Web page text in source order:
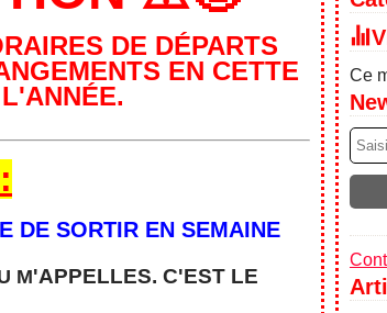
DE DÉPARTS
EN CETTE
DE SORTIR EN SEMAINE
M'APPELLES. C'EST LE
Ce